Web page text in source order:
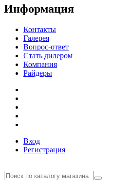
Информация
Контакты
Галерея
Вопрос-ответ
Стать дилером
Компания
Райдеры
Вход
Регистрация